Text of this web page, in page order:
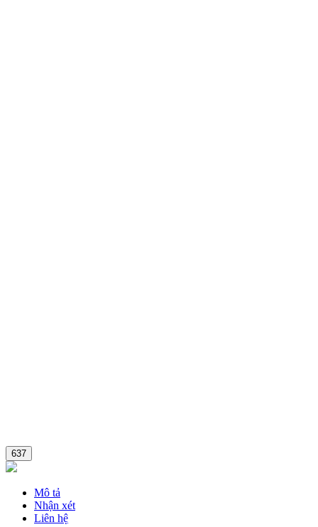
637
Mô tả
Nhận xét
Liên hệ